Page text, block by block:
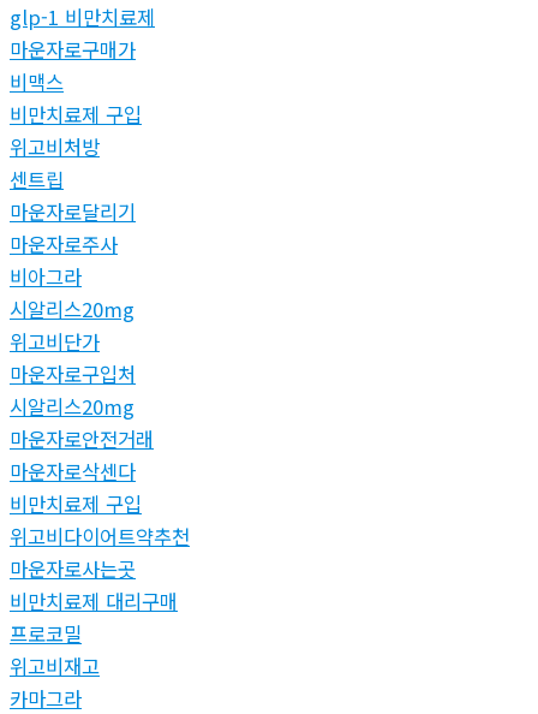
glp-1 비만치료제
마운자로구매가
비맥스
비만치료제 구입
위고비처방
센트립
마운자로달리기
마운자로주사
비아그라
시알리스20mg
위고비단가
마운자로구입처
시알리스20mg
마운자로안전거래
마운자로삭센다
비만치료제 구입
위고비다이어트약추천
마운자로사는곳
비만치료제 대리구매
프로코밀
위고비재고
카마그라